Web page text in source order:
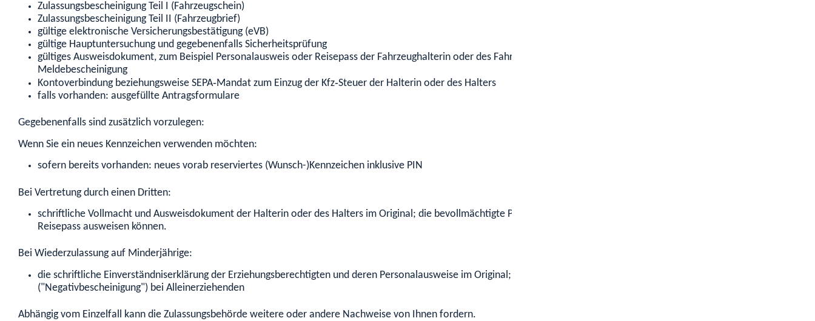
Zulassungsbescheinigung Teil I (Fahrzeugschein)
Zulassungsbescheinigung Teil II (Fahrzeugbrief)
gültige elektronische Versicherungsbestätigung (eVB)
gültige Hauptuntersuchung und gegebenenfalls Sicherheitsprüfung
gültiges Ausweisdokument, zum Beispiel Personalausweis oder Reisepass der Fahrzeughalterin oder des Fahrzeughalters; bei Vorlage des Reisepasses zusätzlich eine aktuelle
Meldebescheinigung
Kontoverbindung beziehungsweise SEPA‐Mandat zum Einzug der Kfz‐Steuer der Halterin oder des Halters
falls vorhanden: ausgefüllte Antragsformulare
Gegebenenfalls sind zusätzlich vorzulegen:
Wenn Sie ein neues Kennzeichen verwenden möchten:
sofern bereits vorhanden: neues vorab reserviertes (Wunsch-)Kennzeichen inklusive PIN
Bei Vertretung durch einen Dritten:
schriftliche Vollmacht und Ausweisdokument der Halterin oder des Halters im Original; die bevollmächtigte Person selbst muss sich mit einem gültigen Personalausweis oder
Reisepass ausweisen können.
Bei Wiederzulassung auf Minderjährige:
die schriftliche Einverständniserklärung der Erziehungsberechtigten und deren Personalausweise im Original; gegebenenfalls eine Bescheinigung über das alleinige Sorgerecht
("Negativbescheinigung") bei Alleinerziehenden
Abhängig vom Einzelfall kann die Zulassungsbehörde weitere oder andere Nachweise von Ihnen fordern.